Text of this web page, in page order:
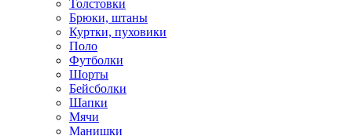
Толстовки
Брюки, штаны
Куртки, пуховики
Поло
Футболки
Шорты
Бейсболки
Шапки
Мячи
Манишки